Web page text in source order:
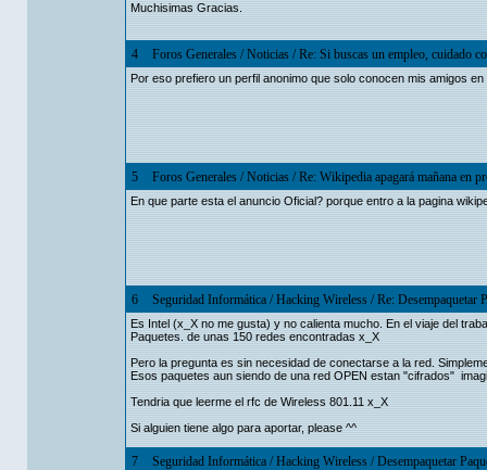
Muchisimas Gracias.
4 Foros Generales/Noticias/Re: Si buscas un empleo, cuidado
Por eso prefiero un perfil anonimo que solo conocen mis amigos
5 Foros Generales/Noticias/Re: Wikipedia apagará mañana en
En que parte esta el anuncio Oficial? porque entro a la pagina
6 Seguridad Informática/Hacking Wireless/Re: Desempaquetar
Es Intel (x_X no me gusta) y no calienta mucho. En el viaje del
Paquetes. de unas 150 redes encontradas x_X
Pero la pregunta es sin necesidad de conectarse a la red.
Esos paquetes aun siendo de una red OPEN estan "cifrados"
Tendria que leerme el rfc de Wireless 801.11 x_X
Si alguien tiene algo para aportar, please ^^
7 Seguridad Informática/Hacking Wireless/Desempaquetar